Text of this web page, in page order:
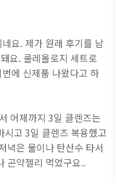
요. 제가 원래 후기를 남
요. 콜레올로지 세트로
에 신제품 나왔다고 하
어제까지 3일 클렌즈는
시고 3일 클렌즈 복용했고
녁은 물이나 탄산수 타서
곤약젤리 먹었구요..